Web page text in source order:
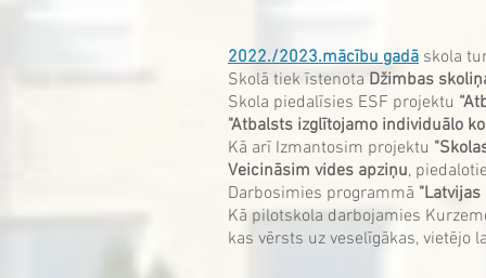
2022./2023.mācību gadā skola
Skolā tiek īstenota Džimbas
Skola piedalīsies ESF projektu
"Atbalsts izglītojamo individuālo
Kā arī Izmantosim projektu
Veicināsim vides apziņu,
Darbosimies programmā
Kā pilotskola darbojamies
kas vērsts uz veselīgākas, vietējo